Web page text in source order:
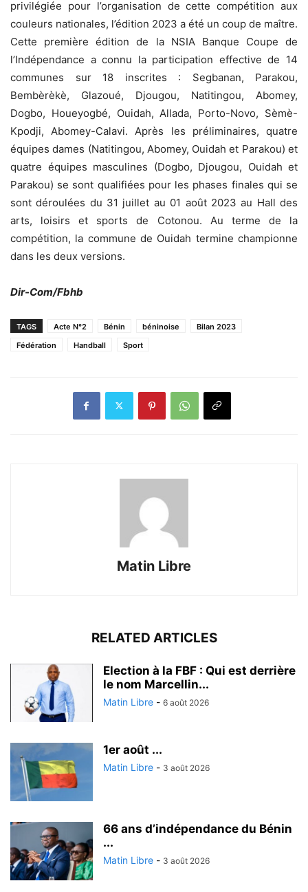
privilégiée pour l’organisation de cette compétition aux
couleurs nationales, l’édition 2023 a été un coup de maître.
Cette première édition de la NSIA Banque Coupe de
l’Indépendance a connu la participation effective de 14
communes sur 18 inscrites : Segbanan, Parakou,
Bembèrèkè, Glazoué, Djougou, Natitingou, Abomey,
Dogbo, Houeyogbé, Ouidah, Allada, Porto-Novo, Sèmè-
Kpodji, Abomey-Calavi. Après les préliminaires, quatre
équipes dames (Natitingou, Abomey, Ouidah et Parakou) et
quatre équipes masculines (Dogbo, Djougou, Ouidah et
Parakou) se sont qualifiées pour les phases finales qui se
sont déroulées du 31 juillet au 01 août 2023 au Hall des
arts, loisirs et sports de Cotonou. Au terme de la
compétition, la commune de Ouidah termine championne
dans les deux versions.
Dir-Com/Fbhb
TAGS Acte N°2 Bénin béninoise
Bilan 2023
Fédération
Handball Sport
Matin Libre
RELATED ARTICLES
Election à la FBF : Qui est derrière
le nom Marcellin...
Matin Libre - 6 août 2026
1er août ...
Matin Libre - 3 août 2026
66 ans d’indépendance du Bénin
...
Matin Libre - 3 août 2026